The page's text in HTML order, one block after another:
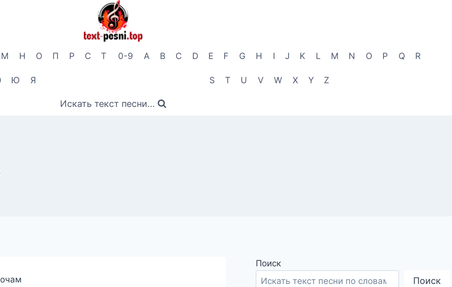
М Н О П Р С Т
Ю Я
0-9 A B C D E F G H I J K L M N O P Q R
S T U V W X Y Z
Искать текст песни...
Поиск
Поиск